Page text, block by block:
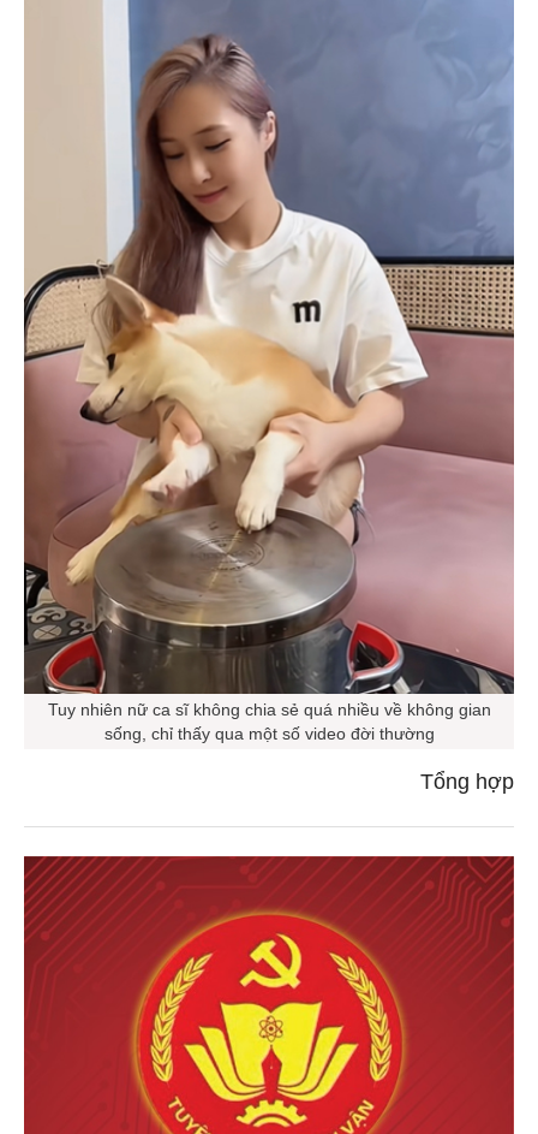
Tuy nhiên nữ ca sĩ không chia sẻ quá nhiều về không gian
sống, chỉ thấy qua một số video đời thường
Tổng hợp